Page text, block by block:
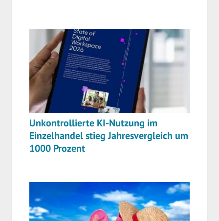
Unkontrollierte KI-Nutzung im
Einzelhandel stieg Jahresvergleich um
1000 Prozent